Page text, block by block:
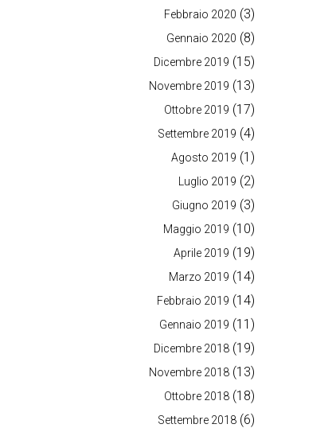
Febbraio 2020 (3)
Gennaio 2020 (8)
Dicembre 2019 (15)
Novembre 2019 (13)
Ottobre 2019 (17)
Settembre 2019 (4)
Agosto 2019 (1)
Luglio 2019 (2)
Giugno 2019 (3)
Maggio 2019 (10)
Aprile 2019 (19)
Marzo 2019 (14)
Febbraio 2019 (14)
Gennaio 2019 (11)
Dicembre 2018 (19)
Novembre 2018 (13)
Ottobre 2018 (18)
Settembre 2018 (6)